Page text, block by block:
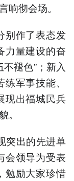
响彻会场。
别作了表态发
力量建设的奋
褪色”；新入
军事技能、
现出福城民兵
突出的先进单
会领导为受表
勉励大家珍惜